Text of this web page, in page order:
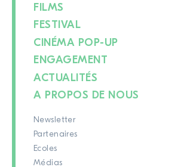
FILMS
FESTIVAL
CINÉMA POP-UP
ENGAGEMENT
ACTUALITÉS
A PROPOS DE NOUS
Newsletter
Partenaires
Ecoles
Médias